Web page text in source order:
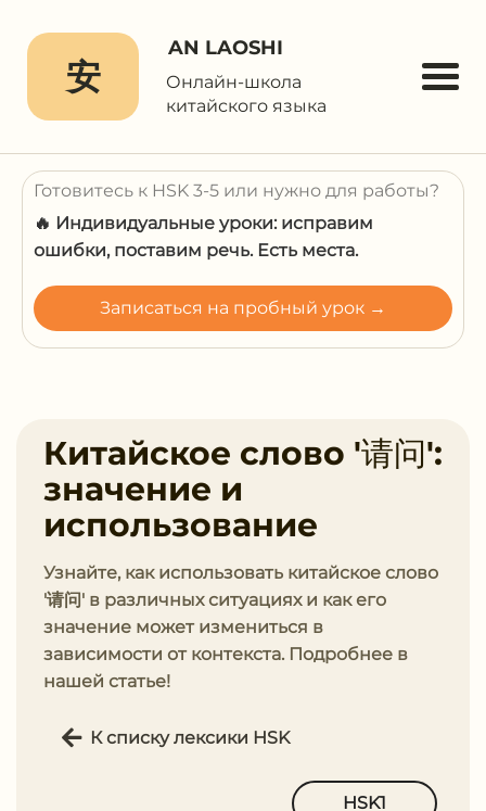
安
AN LAOSHI
Онлайн-школа
китайского языка
Готовитесь к HSK 3-5 или нужно для работы?
🔥 Индивидуальные уроки: исправим
ошибки, поставим речь. Есть места.
Записаться на пробный урок →
Китайское слово '请问':
значение и
использование
Узнайте, как использовать китайское слово
'请问' в различных ситуациях и как его
значение может измениться в
зависимости от контекста. Подробнее в
нашей статье!
К списку лексики HSK
HSK1